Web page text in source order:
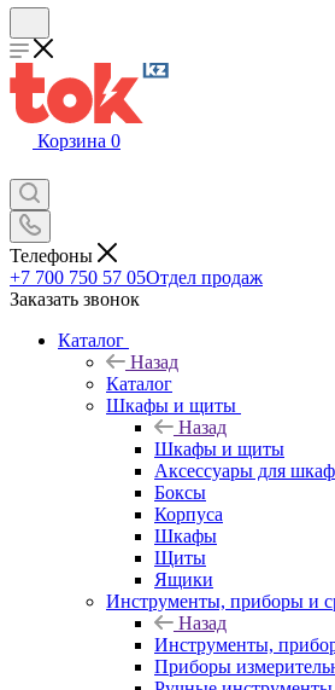
Корзина 0
Телефоны
+7 700 750 57 05Отдел продаж
Заказать звонок
Каталог
Назад
Каталог
Шкафы и щиты
Назад
Шкафы и щиты
Аксессуары для
Боксы
Корпуса
Шкафы
Щиты
Ящики
Инструменты, приборы и
Назад
Инструменты,
Приборы